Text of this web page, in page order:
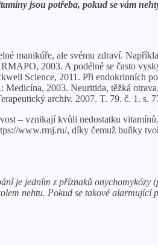
jsou potřeba, pokud se vám
manikúře, ale svému zdraví.
2003. A podélné se často
Science, 2011. Při endokrinních
2003. Neuritida, těžká
archiv. 2007. T. 79. č. 1. s.
– vznikají kvůli nedostatku
www.rmj.ru/, díky čemuž buňky
je jedním z příznaků
nehtu. Pokud se takové